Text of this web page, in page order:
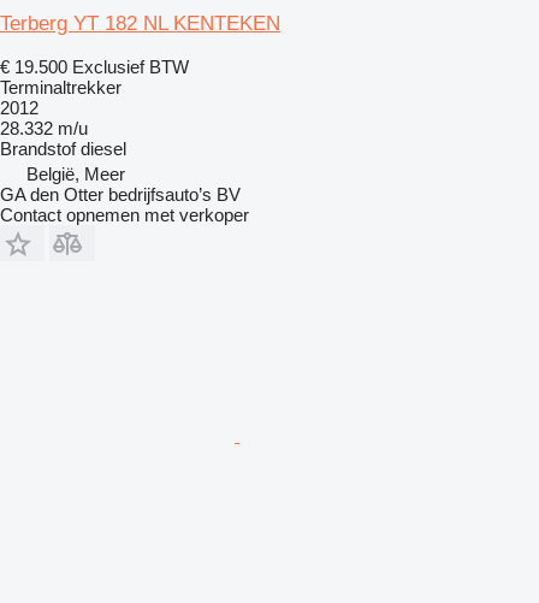
Terberg YT 182 NL KENTEKEN
€ 19.500 Exclusief BTW
Terminaltrekker
2012
28.332 m/u
Brandstof diesel
België, Meer
GA den Otter bedrijfsauto’s BV
Contact opnemen met verkoper